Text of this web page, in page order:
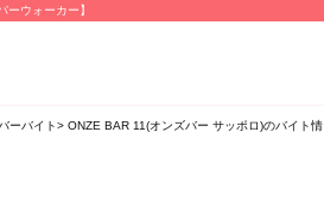
ウォーカー】
ーバイト ONZE BAR 11(オンズバー サッポロ)のバイト情